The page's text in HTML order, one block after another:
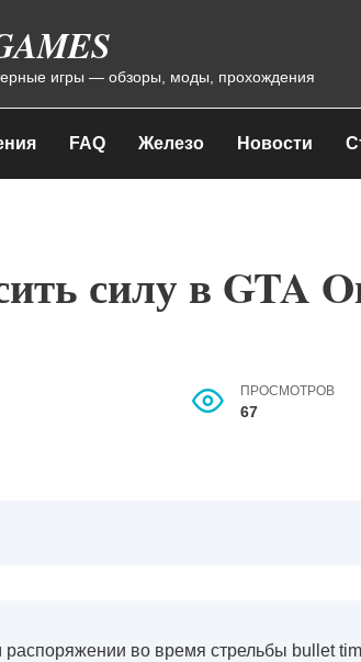
игры — обзоры, моды, прохождения
FAQ Железо Новости
силу в GTA
ПРОСМОТРОВ
67
распоряжении во время стрельбы bullet